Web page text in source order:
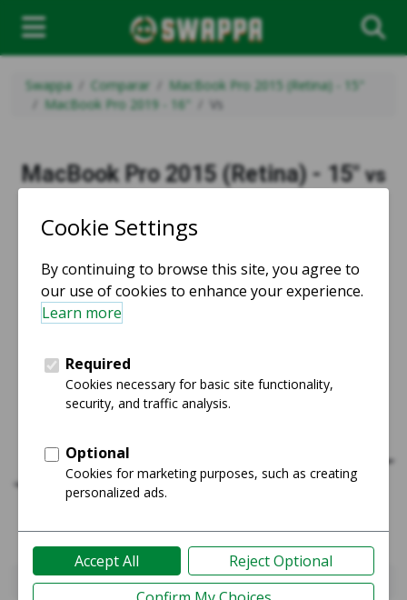
Swappa Comparar
MacBook Pro 2015 (Retina) - 15"
MacBook Pro 2019 - 16"
Vs
MacBook Pro 2015 (Retina) - 15" vs
vs
MacBook Pro 2015 (Retina) - 15"MacBook Pro 2019 - 16"